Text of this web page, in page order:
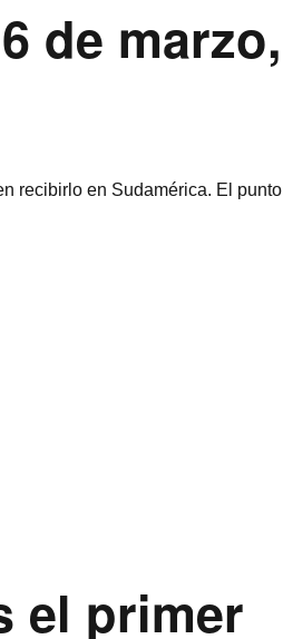
de marzo,
recibirlo en Sudamérica. El punto
el primer